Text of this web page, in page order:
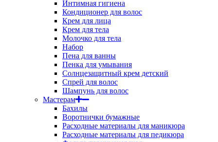
Интимная гигиена
Кондиционер для волос
Крем для лица
Крем для тела
Молочко для тела
Набор
Пена для ванны
Пенка для умывания
Солнцезащитный крем детский
Спрей для волос
Шампунь для волос
Мастерам
Бахилы
Воротнички бумажные
Расходные материалы для маникюра
Расходные материалы для педикюра